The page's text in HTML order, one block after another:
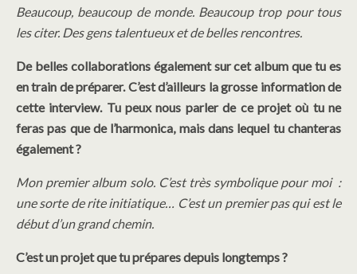
Beaucoup, beaucoup de monde. Beaucoup trop pour tous
les citer. Des gens talentueux et de belles rencontres.
De belles collaborations également sur cet album que tu es
en train de préparer. C’est d’ailleurs la grosse information de
cette interview. Tu peux nous parler de ce projet où tu ne
feras pas que de l’harmonica, mais dans lequel tu chanteras
également ?
Mon premier album solo. C’est très symbolique pour moi :
une sorte de rite initiatique… C’est un premier pas qui est le
début d’un grand chemin.
C’est un projet que tu prépares depuis longtemps ?